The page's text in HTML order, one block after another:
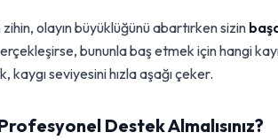
olayın büyüklüğünü abartırken sizin
bununla baş etmek için hangi
kaygı seviyesini hızla aşağı çeker.
Destek Almalısınız?